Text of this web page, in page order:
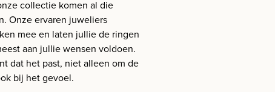
collectie komen al die
Onze ervaren juweliers
mee en laten jullie de ringen
aan jullie wensen voldoen.
dat het past, niet alleen om de
bij het gevoel.